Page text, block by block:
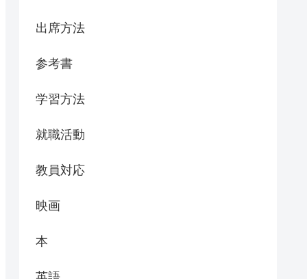
出席方法
参考書
学習方法
就職活動
教員対応
映画
本